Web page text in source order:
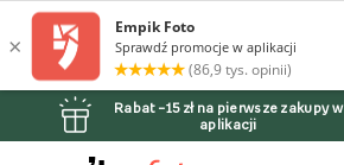
Rabat –15 zł na pierwsze zakupy w
aplikacji